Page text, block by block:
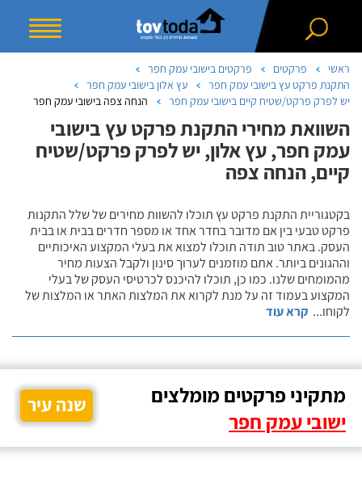
ראשי פרקטים
פרקטים בישובי עמק חפר
התקנת פרקט עץ בישובי עמק חפר
עץ אלון בישובי עמק חפר
יש לפרק פרקט/שטיח קיים בישובי עמק חפר
הנחה צפה בישובי עמק חפר
השוואת מחירי התקנת פרקט עץ בישובי
עמק חפר, עץ אלון, יש לפרק פרקט/שטיח
קיים, הנחה צפה
בקטגוריית התקנת פרקט עץ תוכלו להשוות מחירים של שלל התקנות
פרקט טבעי בין אם מדובר בחדר אחד או מספר חדרים בבית או בבית
העסק. באתר טוב תודה תוכלו למצוא את בעלי המקצוע האיכותיים
וההגונים ביותר. אתם מוזמנים לערוך סינון ולקבל הצעות מחיר
מהמומחים שלנו. כמו כן, תוכלו להיכנס לכרטיסי העסק של בעלי
המקצוע בעמוד זה על מנת לקרוא את המלצות האתר או המלצות של
לקוחו... קרא עוד
מתקיני פרקטים מומלצים
ישובי עמק חפר
שנה עיר